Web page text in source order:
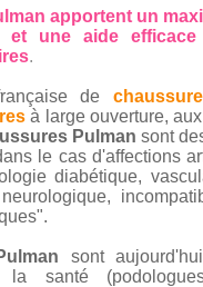
apportent un
et une aide
.
de
à large ouverture,
Pulman sont
le cas d'affections
diabétique,
sont
la santé